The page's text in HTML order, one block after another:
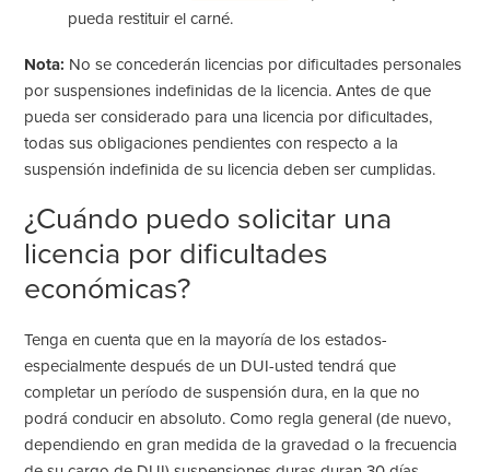
pueda restituir el carné.
Nota: No se concederán licencias por dificultades personales
por suspensiones indefinidas de la licencia. Antes de que
pueda ser considerado para una licencia por dificultades,
todas sus obligaciones pendientes con respecto a la
suspensión indefinida de su licencia deben ser cumplidas.
¿Cuándo puedo solicitar una
licencia por dificultades
económicas?
Tenga en cuenta que en la mayoría de los estados-
especialmente después de un DUI-usted tendrá que
completar un período de suspensión dura, en la que no
podrá conducir en absoluto. Como regla general (de nuevo,
dependiendo en gran medida de la gravedad o la frecuencia